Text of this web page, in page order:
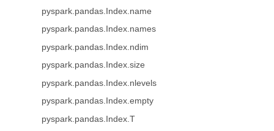
pyspark.pandas.Index.name
pyspark.pandas.Index.names
pyspark.pandas.Index.ndim
pyspark.pandas.Index.size
pyspark.pandas.Index.nlevels
pyspark.pandas.Index.empty
pyspark.pandas.Index.T